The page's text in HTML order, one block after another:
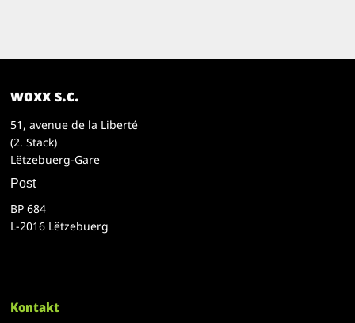
woxx s.c.
51, avenue de la Liberté
(2. Stack)
Lëtzebuerg-Gare
Post
BP 684
L-2016 Lëtzebuerg
Kontakt